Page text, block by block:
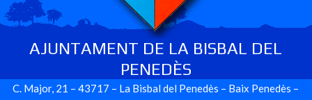
AJUNTAMENT DE LA BISBAL DEL
PENEDÈS
C. Major, 21 – 43717 – La Bisbal del Penedès – Baix Penedès –